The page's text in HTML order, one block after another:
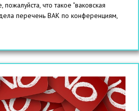
что такое "ваковская
перечень ВАК по конференциям,